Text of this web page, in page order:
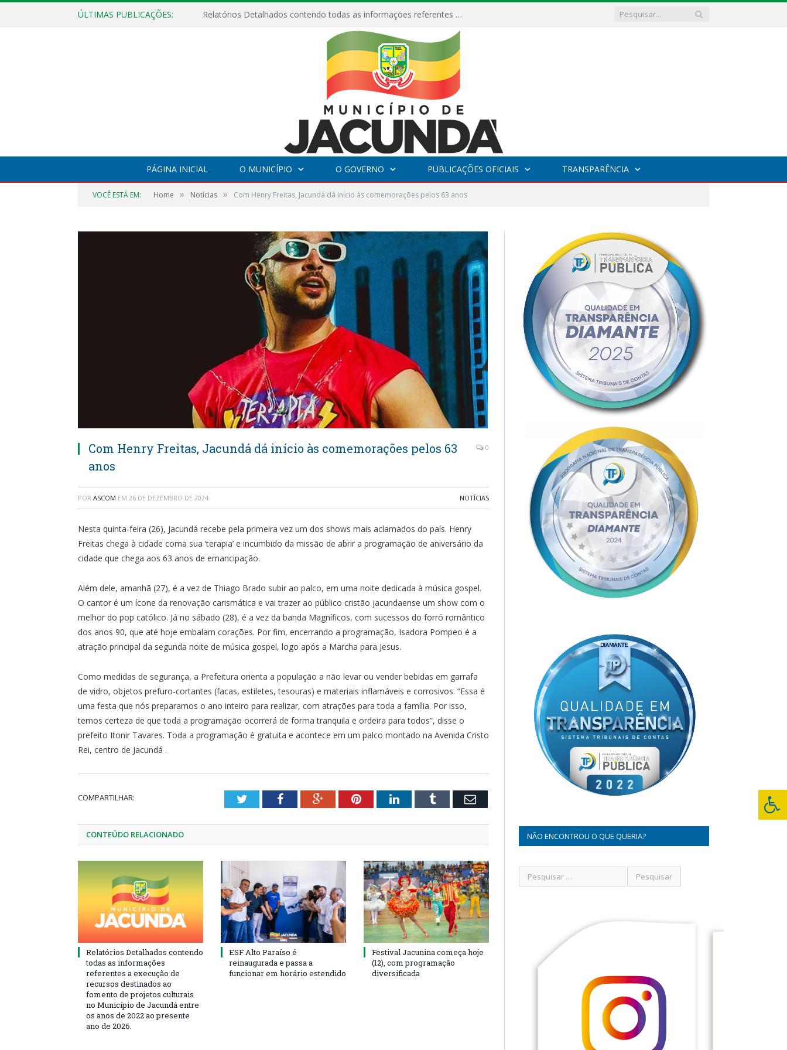
ÚLTIMAS PUBLICAÇÕES: Relatórios Detalhados contendo todas as informações referentes a execução de recursos destinados ao fomento de projetos culturais no Município de Jacundá entre os anos de 2022 ao presente ano de 2026.
PÁGINA INICIAL O MUNICÍPIO O GOVERNO PUBLICAÇÕES OFICIAIS TRANSPARÊNCIA
VOCÊ ESTÁ EM: Home » Notícias » Com Henry Freitas, Jacundá dá início às comemorações pelos 63 anos
Com Henry Freitas, Jacundá dá início às comemorações pelos 63
anos
0
POR ASCOM EM 26 DE DEZEMBRO DE 2024 NOTÍCIAS
Nesta quinta-feira (26), Jacundá recebe pela primeira vez um dos shows mais aclamados do país. Henry
Freitas chega à cidade coma sua ‘terapia’ e incumbido da missão de abrir a programação de aniversário da
cidade que chega aos 63 anos de emancipação.
Além dele, amanhã (27), é a vez de Thiago Brado subir ao palco, em uma noite dedicada à música gospel.
O cantor é um ícone da renovação carismática e vai trazer ao público cristão jacundaense um show com o
melhor do pop católico. Já no sábado (28), é a vez da banda Magníficos, com sucessos do forró romântico
dos anos 90, que até hoje embalam corações. Por fim, encerrando a programação, Isadora Pompeo é a
atração principal da segunda noite de música gospel, logo após a Marcha para Jesus.
Como medidas de segurança, a Prefeitura orienta a população a não levar ou vender bebidas em garrafa
de vidro, objetos prefuro-cortantes (facas, estiletes, tesouras) e materiais inflamáveis e corrosivos. “Essa é
uma festa que nós preparamos o ano inteiro para realizar, com atrações para toda a família. Por isso,
temos certeza de que toda a programação ocorrerá de forma tranquila e ordeira para todos”, disse o
prefeito Itonir Tavares. Toda a programação é gratuita e acontece em um palco montado na Avenida Cristo
Rei, centro de Jacundá .
COMPARTILHAR: TwitterFacebookGoogle+PinterestLinkedInTumblr Email
CONTEÚDO RELACIONADO
Relatórios Detalhados contendo
todas as informações
referentes a execução de
recursos destinados ao
fomento de projetos culturais
no Município de Jacundá entre
os anos de 2022 ao presente
ano de 2026.
ESF Alto Paraíso é
reinaugurada e passa a
funcionar em horário estendido
Festival Jacunina começa hoje
(12), com programação
diversificada
NÃO ENCONTROU O QUE QUERIA?